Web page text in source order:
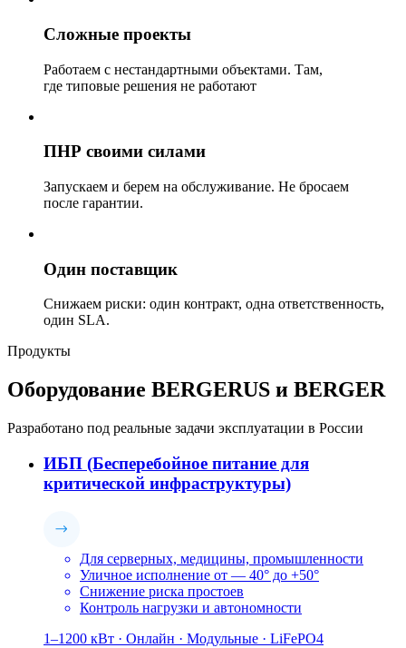
Сложные проекты
Работаем с нестандартными объектами. Там,
где типовые решения не работают
ПНР своими силами
Запускаем и берем на обслуживание. Не бросаем
после гарантии.
Один поставщик
Снижаем риски: один контракт, одна ответственность,
один SLA.
Продукты
Оборудование BERGERUS и BERGER
Разработано под реальные задачи эксплуатации в России
ИБП (Бесперебойное питание для
критической инфраструктуры)
Для серверных, медицины, промышленности
Уличное исполнение от — 40° до +50°
Снижение риска простоев
Контроль нагрузки и автономности
1–1200 кВт · Онлайн · Модульные · LiFePO4